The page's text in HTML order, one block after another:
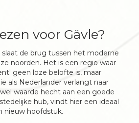
voor Gävle?
de brug tussen het moderne
noorden. Het is een regio waar
geen loze belofte is, maar
als Nederlander verlangt naar
waarde hecht aan een goede
hub, vindt hier een ideaal
nieuw hoofdstuk.